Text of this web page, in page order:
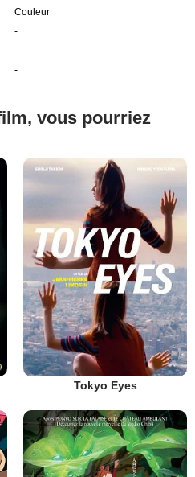
Couleur
-
-
-
vous pourriez
Tokyo Eyes